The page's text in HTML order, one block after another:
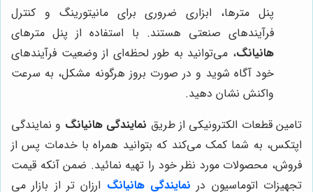
پنل مترها، ابزاری ضروری برای مانیتورینگ و کنترل
فرآیندهای صنعتی هستند. با استفاده از پنل مترهای
هانیانگ، می‌توانید به طور لحظه‌ای از وضعیت فرآیندهای
خود آگاه شوید و در صورت بروز هرگونه مشکل، به سرعت
واکنش نشان دهید.
تامین قطعات الکترونیکی از طریق نمایندگی هانیانگ و نمایندگی
اپتکس، به شما کمک می‌کند که بتوانید همراه با خدمات پس از
فروش، محصولات مورد نظر خود را تهیه نمائید. ضمن آنکه قیمت
تجهیزات اتوماسیون در نمایندگی هانیانگ ارزان تر از بازار می